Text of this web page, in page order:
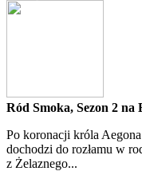
Ród Smoka, Sezon 2
Po koronacji króla
dochodzi do rozłamu w
z Żelaznego...